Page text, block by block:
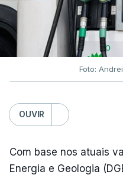
Foto:
OUVIR
Com base nos atuais
Energia e Geologia